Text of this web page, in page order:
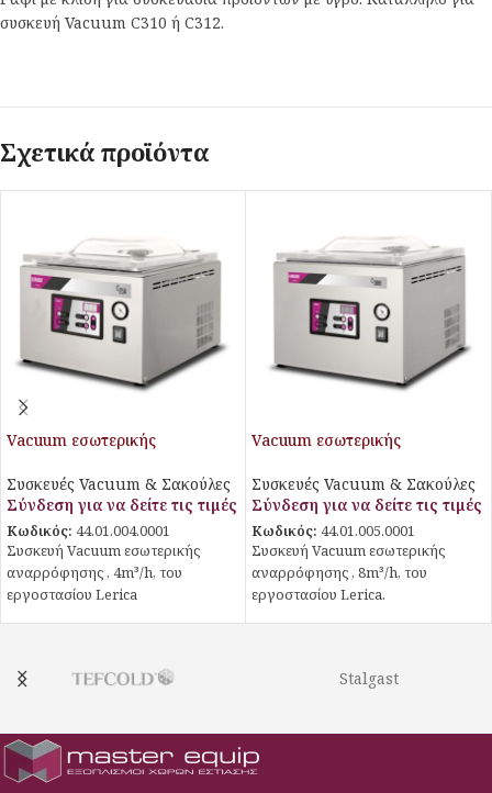
συσκευή Vacuum C310 ή C312.
Σχετικά προϊόντα
Vacuum εσωτερικής
Συσκευές Vacuum & Σακούλες
Σύνδεση για να δείτε τις τιμές
Κωδικός: 44.01.004.0001
Συσκευή Vacuum εσωτερικής
αναρρόφησης , 4m³/h, του
εργοστασίου Lerica
Vacuum εσωτερικής
Συσκευές Vacuum & Σακούλες
Σύνδεση για να δείτε τις τιμές
Κωδικός: 44.01.005.0001
Συσκευή Vacuum εσωτερικής
αναρρόφησης , 8m³/h, του
εργοστασίου Lerica.
Stalgast